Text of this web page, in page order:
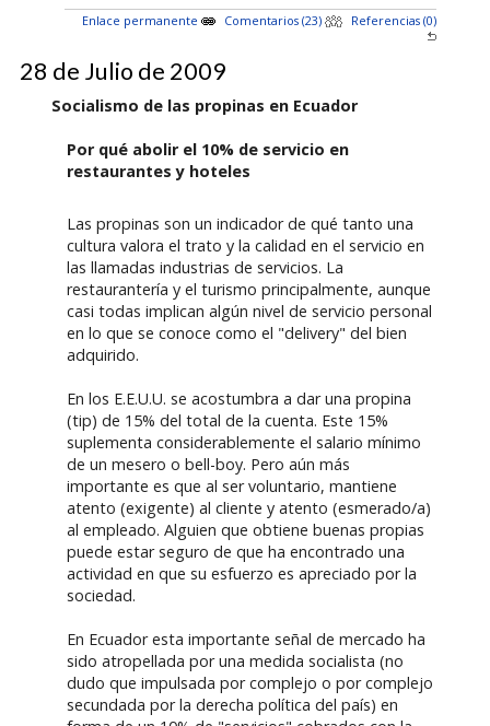
Enlace permanente Comentarios (23) Referencias (0)
28 de Julio de 2009
Socialismo de las propinas en Ecuador
Por qué abolir el 10% de servicio en
restaurantes y hoteles
Las propinas son un indicador de qué tanto una
cultura valora el trato y la calidad en el servicio en
las llamadas industrias de servicios. La
restaurantería y el turismo principalmente, aunque
casi todas implican algún nivel de servicio personal
en lo que se conoce como el "delivery" del bien
adquirido.
En los E.E.U.U. se acostumbra a dar una propina
(tip) de 15% del total de la cuenta. Este 15%
suplementa considerablemente el salario mínimo
de un mesero o bell-boy. Pero aún más
importante es que al ser voluntario, mantiene
atento (exigente) al cliente y atento (esmerado/a)
al empleado. Alguien que obtiene buenas propias
puede estar seguro de que ha encontrado una
actividad en que su esfuerzo es apreciado por la
sociedad.
En Ecuador esta importante señal de mercado ha
sido atropellada por una medida socialista (no
dudo que impulsada por complejo o por complejo
secundada por la derecha política del país) en